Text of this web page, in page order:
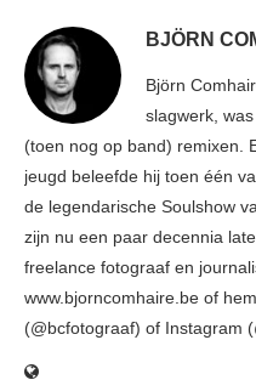
BJÖRN
Björn
slagwerk,
(toen nog op band) remixen.
jeugd beleefde hij toen één
de legendarische Soulshow
zijn nu een paar decennia
freelance fotograaf en
www.bjorncomhaire.be of
(@bcfotograaf) of Instagram